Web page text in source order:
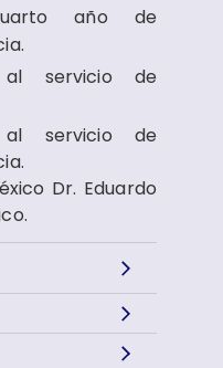
año de
servicio de
al servicio de
Dr. Eduardo